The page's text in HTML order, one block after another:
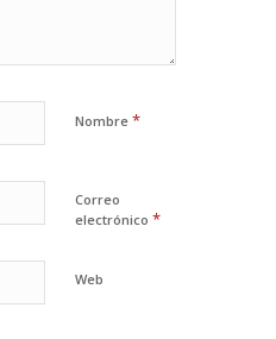
Nombre *
Correo
electrónico *
Web